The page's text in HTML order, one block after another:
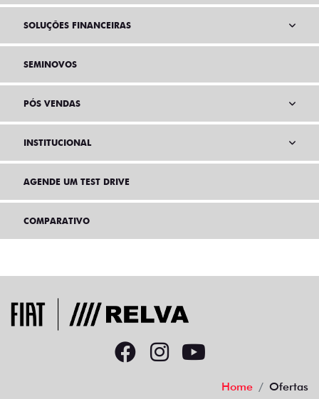
SOLUÇÕES FINANCEIRAS
SEMINOVOS
PÓS VENDAS
INSTITUCIONAL
AGENDE UM TEST DRIVE
COMPARATIVO
Home Ofertas